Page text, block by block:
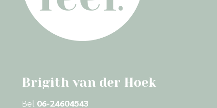
Brigith van der Hoek
Bel 06-24604543